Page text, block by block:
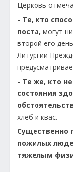
Церковь
- Те, кто
поста, могут
второй его
Литургии
- Те же, кто
состояния
хлеб и квас.
Существенно
пожилых
тяжелым